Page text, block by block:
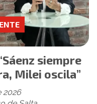
siempre
Milei oscila”
2026